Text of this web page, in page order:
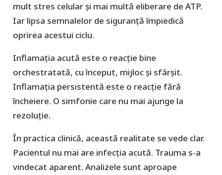
mult stres celular și mai multă eliberare de ATP.
Iar lipsa semnalelor de siguranță împiedică
oprirea acestui ciclu.
Inflamația acută este o reacție bine
orchestratată, cu început, mijloc și sfârșit.
Inflamația persistentă este o reacție fără
încheiere. O simfonie care nu mai ajunge la
rezoluție.
În practica clinică, această realitate se vede clar.
Pacientul nu mai are infecția acută. Trauma s-a
vindecat aparent. Analizele sunt aproape